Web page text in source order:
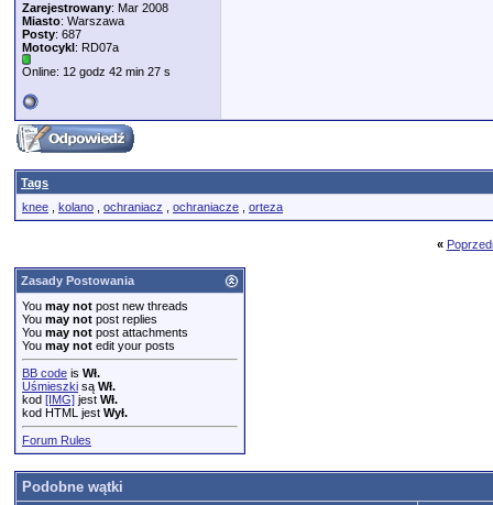
Zarejestrowany: Mar 2008
Miasto: Warszawa
Posty: 687
Motocykl: RD07a
Online: 12 godz 42 min 27 s
Tags
knee
kolano ochraniacz ochraniacze orteza
«
Zasady Postowania
You may not post new threads
You may not post replies
You may not post attachments
You may not edit your posts
BB code is Wł.
Uśmieszki są Wł.
kod [IMG] jest Wł.
kod HTML jest Wył.
Forum Rules
Podobne wątki